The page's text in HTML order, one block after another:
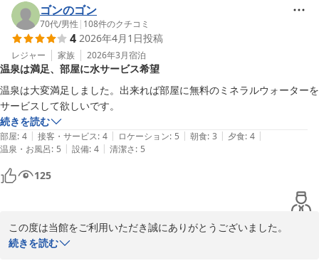
す。
三瓶温泉 国民宿舎さんべ荘
2026-05-10
ゴンのゴン
70代/男性 | 108件のクチコミ
4 2026年4月1日投稿
レジャー 家族 2026年3月宿泊
温泉は満足、部屋に水サービス希望
温泉は大変満足しました。出来れば部屋に無料のミネラルウォーターを
サービスして欲しいです。
続きを読む
部屋: 4 | 接客・サービス: 4 | ロケーション: 5 | 朝食: 3 | 夕食: 4 |
温泉・お風呂: 5 | 設備: 4 | 清潔さ: 5
125
この度は当館をご利用いただき誠にありがとうございました。
当館自慢の温泉に「大変満足」とのお言葉をいただき、私共もとて
続きを読む